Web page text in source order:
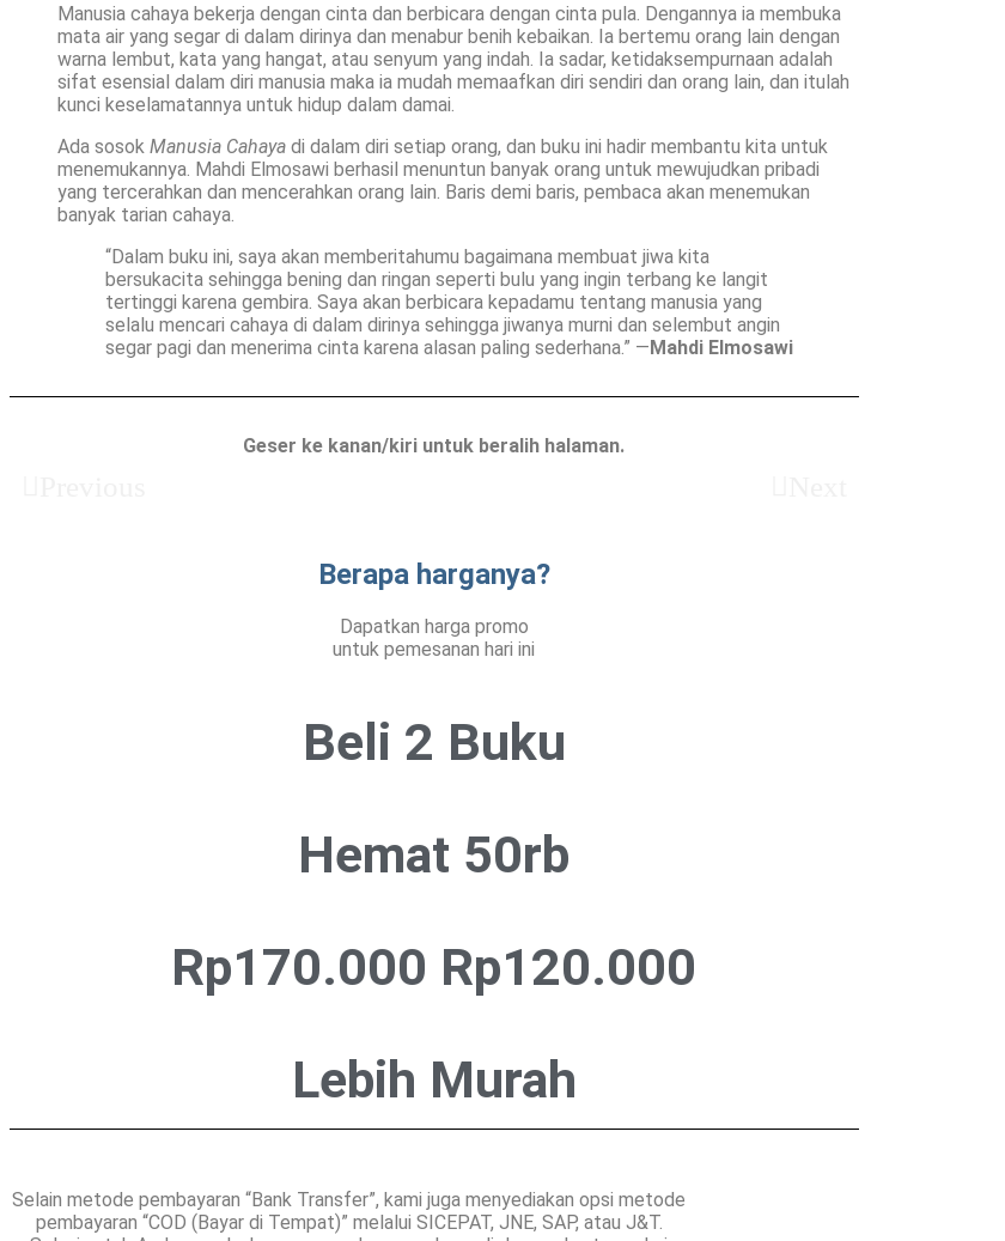
Manusia cahaya bekerja dengan cinta dan berbicara dengan cinta pula. Dengannya ia membuka
mata air yang segar di dalam dirinya dan menabur benih kebaikan. Ia bertemu orang lain dengan
warna lembut, kata yang hangat, atau senyum yang indah. Ia sadar, ketidaksempurnaan adalah
sifat esensial dalam diri manusia maka ia mudah memaafkan diri sendiri dan orang lain, dan itulah
kunci keselamatannya untuk hidup dalam damai.
Ada sosok Manusia Cahaya di dalam diri setiap orang, dan buku ini hadir membantu kita untuk
menemukannya. Mahdi Elmosawi berhasil menuntun banyak orang untuk mewujudkan pribadi
yang tercerahkan dan mencerahkan orang lain. Baris demi baris, pembaca akan menemukan
banyak tarian cahaya.
“Dalam buku ini, saya akan memberitahumu bagaimana membuat jiwa kita
bersukacita sehingga bening dan ringan seperti bulu yang ingin terbang ke langit
tertinggi karena gembira. Saya akan berbicara kepadamu tentang manusia yang
selalu mencari cahaya di dalam dirinya sehingga jiwanya murni dan selembut angin
segar pagi dan menerima cinta karena alasan paling sederhana.” —Mahdi Elmosawi
Geser ke kanan/kiri untuk beralih halaman.
Berapa harganya?
Dapatkan harga promo
untuk pemesanan hari ini
Beli 2 Buku
Hemat 50rb
Rp170.000 Rp120.000
Lebih Murah
Selain metode pembayaran “Bank Transfer”, kami juga menyediakan opsi metode
pembayaran “COD (Bayar di Tempat)” melalui SICEPAT, JNE, SAP, atau J&T.